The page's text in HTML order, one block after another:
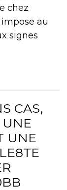
chez
au
signes
CAS,
UNE
UNE